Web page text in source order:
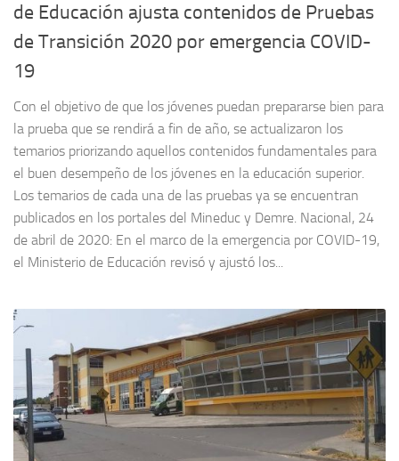
de Educación ajusta contenidos de Pruebas
de Transición 2020 por emergencia COVID-
19
Con el objetivo de que los jóvenes puedan prepararse bien para
la prueba que se rendirá a fin de año, se actualizaron los
temarios priorizando aquellos contenidos fundamentales para
el buen desempeño de los jóvenes en la educación superior.
Los temarios de cada una de las pruebas ya se encuentran
publicados en los portales del Mineduc y Demre. Nacional, 24
de abril de 2020: En el marco de la emergencia por COVID-19,
el Ministerio de Educación revisó y ajustó los...